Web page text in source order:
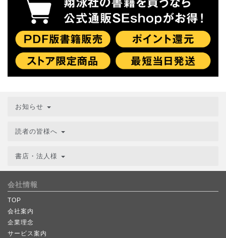
お知らせ
読者の皆様へ
書店・法人様
会社情報
TOP
会社案内
企業理念
サービス案内